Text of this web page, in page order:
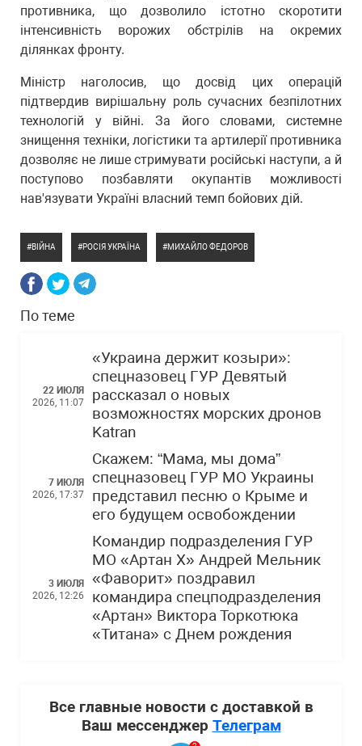
противника, що дозволило істотно скоротити
інтенсивність ворожих обстрілів на окремих
ділянках фронту.
Міністр наголосив, що досвід цих операцій
підтвердив вирішальну роль сучасних безпілотних
технологій у війні. За його словами, системне
знищення техніки, логістики та артилерії противника
дозволяє не лише стримувати російські наступи, а й
поступово позбавляти окупантів можливості
нав'язувати Україні власний темп бойових дій.
ВІЙНА РОСІЯ УКРАЇНА МИХАЙЛО ФЕДОРОВ
По теме
22 ИЮЛЯ
2026, 11:07
«Украина держит козыри»:
спецназовец ГУР Девятый
рассказал о новых
возможностях морских дронов
Katran
7 ИЮЛЯ
2026, 17:37
Скажем: “Мама, мы дома”
спецназовец ГУР МО Украины
представил песню о Крыме и
его будущем освобождении
3 ИЮЛЯ
2026, 12:26
Командир подразделения ГУР
МО «Артан Х» Андрей Мельник
«Фаворит» поздравил
командира спецподразделения
«Артан» Виктора Торкотюка
«Титана» с Днем рождения
Все главные новости с доставкой в
Ваш мессенджер Телеграм